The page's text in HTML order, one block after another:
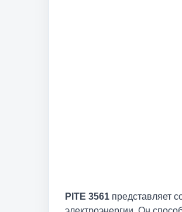
PITE 3561 представляет